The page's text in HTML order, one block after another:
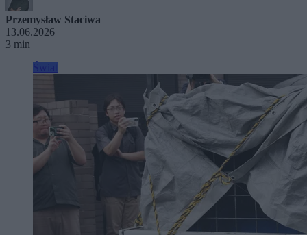
Przemysław Staciwa
13.06.2026
3 min